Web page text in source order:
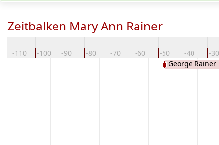
Zeitbalken Mary Ann Rainer
-110 -100 -90 -80 -70 -60 -50 -40 -30
George Rainer